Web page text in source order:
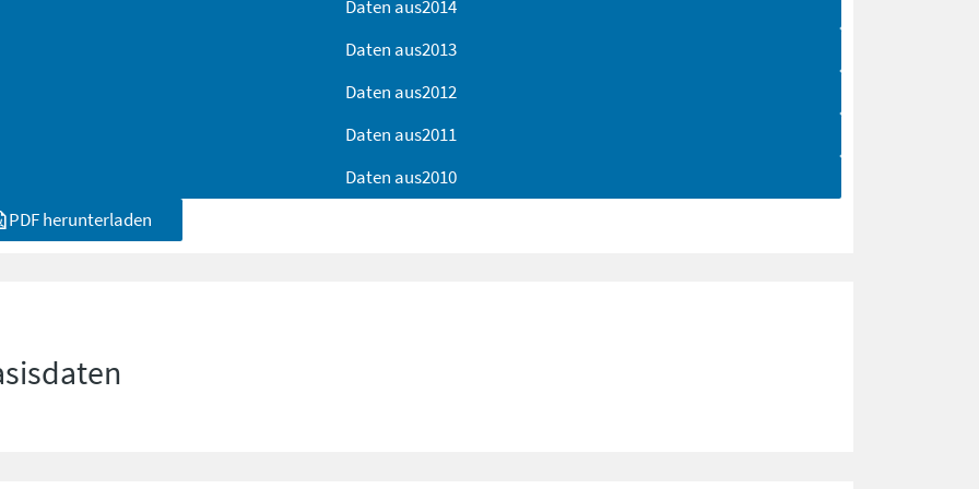
Daten aus2014
Daten aus2013
Daten aus2012
Daten aus2011
Daten aus2010
PDF herunterladen